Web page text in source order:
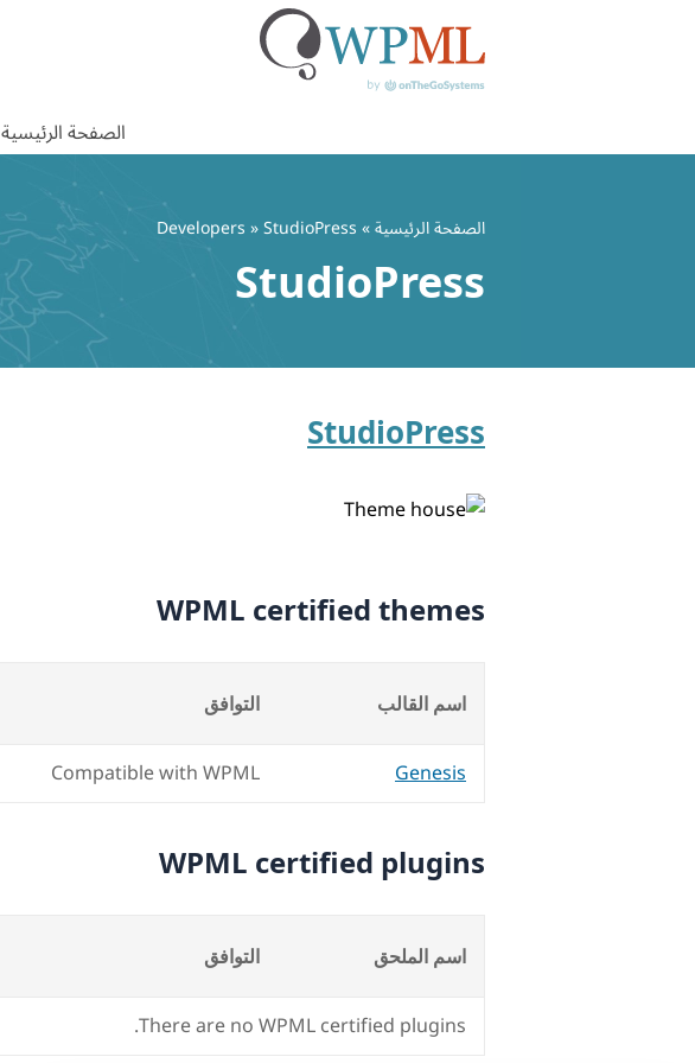
الصفحة الرئيسية
الصفحة الرئيسية» Developers » StudioPress
StudioPress
StudioPress
WPML certified themes
اسم القالب التوافق
Genesis
Compatible with WPML
WPML certified plugins
اسم الملحق التوافق
There are no WPML certified plugins.